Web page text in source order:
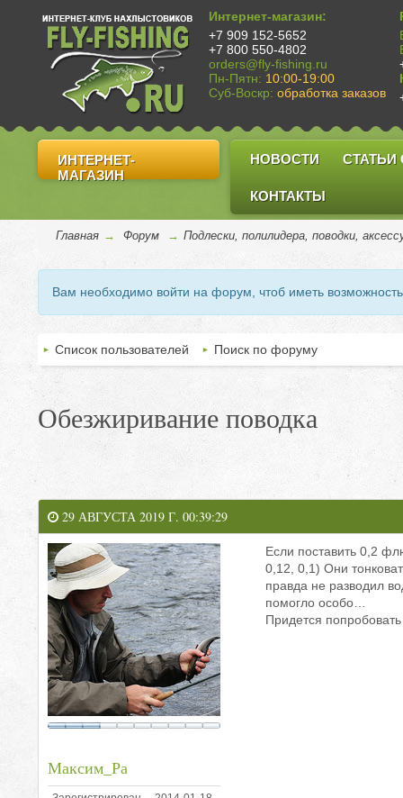
Интернет-магазин:
+7 909 152-5652
+7 800 550-4802
orders@fly-fishing.ru
Пн-Пятн: 10:00-19:00
Суб-Воскр: обработка заказов
ИНТЕРНЕТ-
МАГАЗИН
НОВОСТИ СТАТЬИ
КОНТАКТЫ
Главная → Форум → Подлески, полилидера, поводки,
Вам необходимо войти на форум, чтоб иметь
Список пользователей Поиск по форуму
Обезжиривание поводка
29 АВГУСТА 2019 Г. 00:39:29
Максим_Ра
Если поставить 0,2
0,12, 0,1) Они
правда не разводил
помогло особо…
Придется